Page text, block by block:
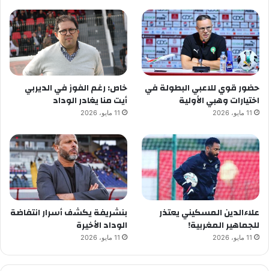
حضور قوي للاعبي البطولة في
اختيارات وهبي الأولية
11 مايو، 2026
خاص: رغم الفوز في الديربي
أيت منا يغادر الوداد
11 مايو، 2026
علاءالدين المسكيني يعتذر
للجماهير المغربية!
11 مايو، 2026
بنشريفة يكشف أسرار انتفاضة
الوداد الأخيرة
11 مايو، 2026